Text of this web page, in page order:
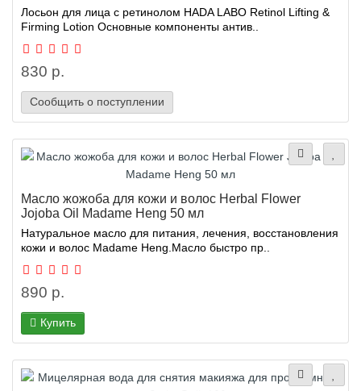
Лосьон для лица с ретинолом HADA LABO Retinol Lifting &
Firming Lotion Основные компоненты антив..
830 р.
Сообщить о поступлении
Масло жожоба для кожи и волос Herbal Flower
Jojoba Oil Madame Heng 50 мл
Натуральное масло для питания, лечения, восстановления
кожи и волос Madame Heng.Масло быстро пр..
890 р.
Купить